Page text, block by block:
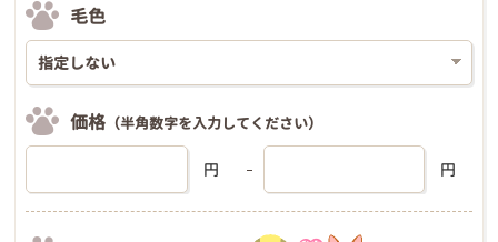
毛色
価格 （半角数字を入力してください）
円 円